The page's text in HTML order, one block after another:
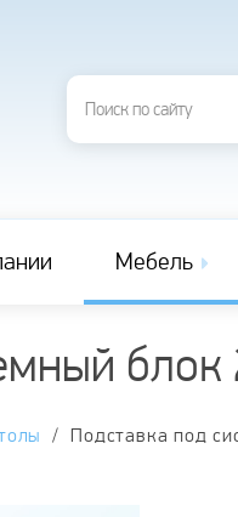
Мебель
блок
Подставка под